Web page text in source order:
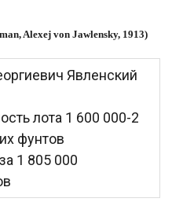
Alexej von Jawlensky, 1913)
Явленский
лота 1 600 000-2
фунтов
1 805 000